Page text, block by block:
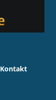
Kontakt